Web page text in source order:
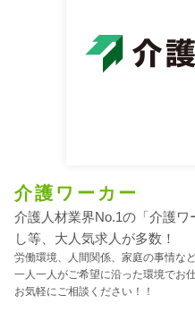
介護ワーカー
介護人材業界No.1の「介護
し等、大人気求人が多数！
労働環境、人間関係、家庭の事情な
一人一人がご希望に沿った環境でお
お気軽にご相談ください！！